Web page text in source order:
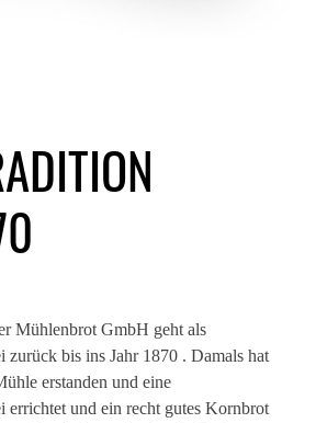
Mühlenbrot GmbH geht als
zurück bis ins Jahr 1870 . Damals hat
erstanden und eine
errichtet und ein recht gutes Kornbrot